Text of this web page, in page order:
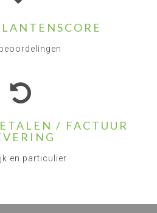
/ FACTUUR
en particulier